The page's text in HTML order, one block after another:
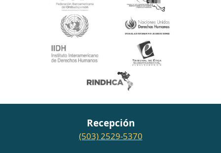
Recepción
(503) 2529-5370